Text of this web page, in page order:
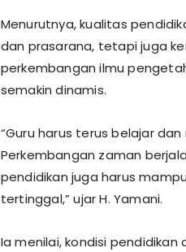
Menurutnya, kualitas
dan prasarana, tetapi juga
perkembangan ilmu
semakin dinamis.
“Guru harus terus belajar
Perkembangan zaman
pendidikan juga harus
tertinggal,” ujar H. Yamani.
Ia menilai, kondisi